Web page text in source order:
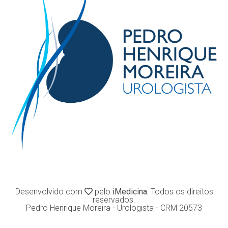
Desenvolvido com pelo iMedicina. Todos os direitos
reservados.
Pedro Henrique Moreira - Urologista - CRM 20573